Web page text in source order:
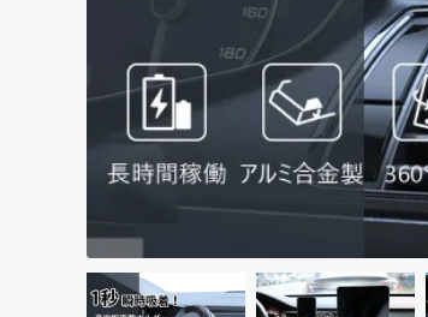
まちづくり・地域活性化